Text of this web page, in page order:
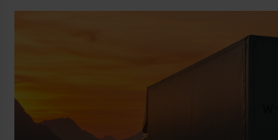
ażurowych. Dzięki temu łatwo
otoczenia i własnych potrzeb: od
zabudowaną wersję z większym
prywatności.